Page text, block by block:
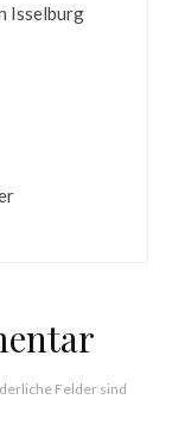
Isselburg
Felder sind